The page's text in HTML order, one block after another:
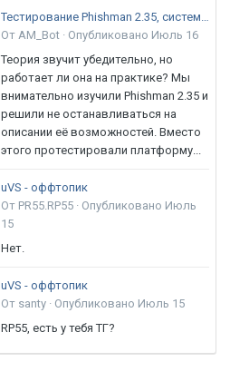
Тестирование Phishman 2.35, системы повышения осведомлённости пользователей в сфере ИБ
От AM_Bot · Опубликовано Июль 16
Теория звучит убедительно, но
работает ли она на практике? Мы
внимательно изучили Phishman 2.35 и
решили не останавливаться на
описании её возможностей. Вместо
этого протестировали платформу...
uVS - оффтопик
От PR55.RP55 · Опубликовано Июль
15
Нет.
uVS - оффтопик
От santy · Опубликовано Июль 15
RP55, есть у тебя ТГ?